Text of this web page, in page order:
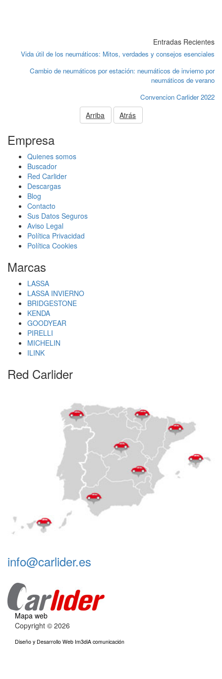
Entradas Recientes
Vida útil de los neumáticos: Mitos, verdades y consejos esenciales
Cambio de neumáticos por estación: neumáticos de invierno por
neumáticos de verano
Convencion Carlider 2022
Arriba Atrás
Empresa
Quienes somos
Buscador
Red Carlider
Descargas
Blog
Contacto
Sus Datos Seguros
Aviso Legal
Política Privacidad
Política Cookies
Marcas
LASSA
LASSA INVIERNO
BRIDGESTONE
KENDA
GOODYEAR
PIRELLI
MICHELIN
ILINK
Red Carlider
info@carlider.es
Mapa web
Copyright © 2026
Diseño y Desarrollo Web Im3diA comunicación